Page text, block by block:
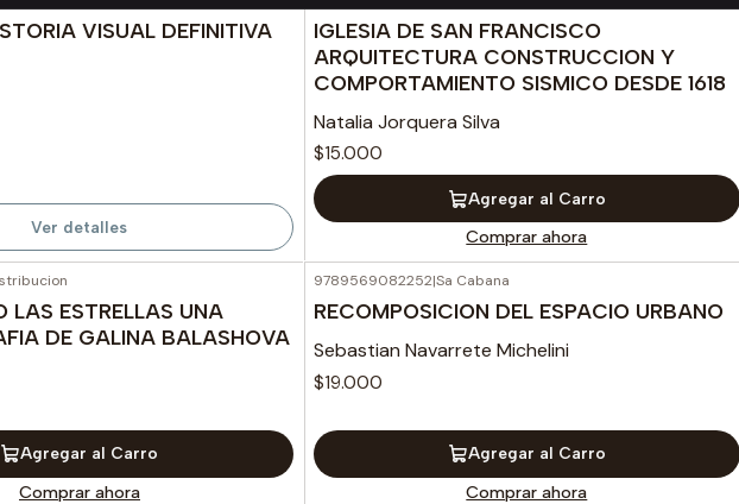
VISUAL DEFINITIVA
Ver detalles
IGLESIA DE SAN FRANCISCO
ARQUITECTURA CONSTRUCCION Y
COMPORTAMIENTO SISMICO DESDE 1618
Natalia Jorquera Silva
$15.000
Agregar al Carro
Comprar ahora
LAS ESTRELLAS UNA
DE GALINA BALASHOVA
Agregar al Carro
Comprar ahora
9789569082252|Sa Cabana
RECOMPOSICION DEL ESPACIO URBANO
Sebastian Navarrete Michelini
$19.000
Agregar al Carro
Comprar ahora